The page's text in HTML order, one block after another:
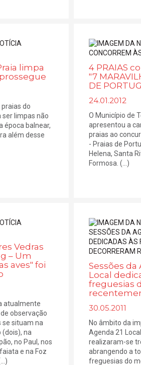
limpa
do
ser limpas não
época balnear,
além desse
4 PRAIAS
"7
DE
24.01.2012
O Município de
apresentou a
praias ao
- Praias de
Helena, Santa
Formosa. (...)
Vedras
– Um
aves" foi
atualmente
observação
se situam na
(dois), na
no Paul, nos
e na Foz
Sessões da
Local
freguesias
30.05.2011
No âmbito da
Agenda 21
realizaram-se
abrangendo a
freguesias do